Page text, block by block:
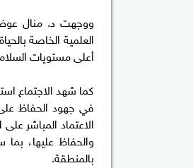
ووجهت د. منال عوض
العلمية الخاصة
أعلى مستويات
كما شهد الاجتماع
في جهود الحفاظ
الاعتماد المباشر
والحفاظ عليها،
بالمنطقة.